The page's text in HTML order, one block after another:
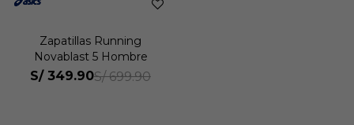
Zapatillas Running
Novablast 5 Hombre
S/ 349.90S/ 699.90